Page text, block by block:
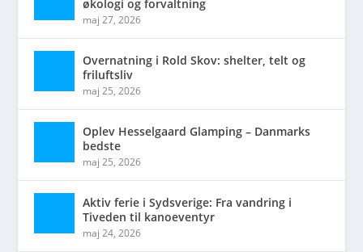
økologi og forvaltning
maj 27, 2026
Overnatning i Rold Skov: shelter, telt og
friluftsliv
maj 25, 2026
Oplev Hesselgaard Glamping – Danmarks
bedste
maj 25, 2026
Aktiv ferie i Sydsverige: Fra vandring i
Tiveden til kanoeventyr
maj 24, 2026